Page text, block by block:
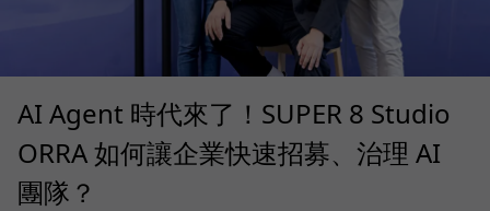
AI Agent 時代來了！SUPER 8 Studio
ORRA 如何讓企業快速招募、治理 AI
團隊？